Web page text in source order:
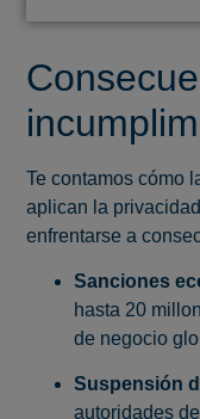
Te contamos cómo
aplican la
enfrentarse a
Sanciones
hasta 20
de negocio
Suspensión
autoridades